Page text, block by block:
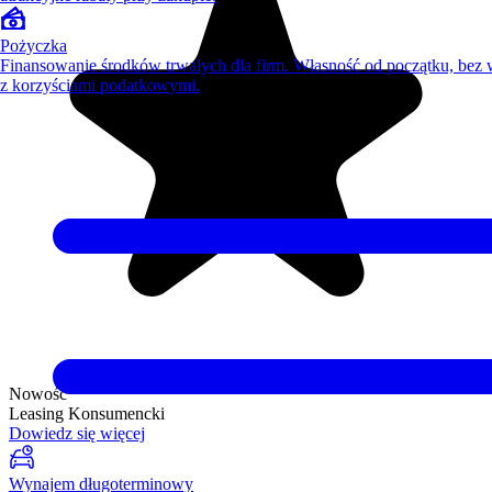
Nowość
Leasing Konsumencki
Dowiedz się więcej
Wynajem długoterminowy
Pożyczka
Finansowanie środków trwałych dla firm. Własność od początku, bez
z korzyściami podatkowymi.